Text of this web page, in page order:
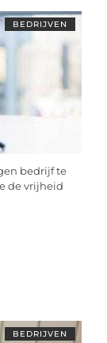
BEDRIJVEN
bedrijf te
de vrijheid
BEDRIJVEN